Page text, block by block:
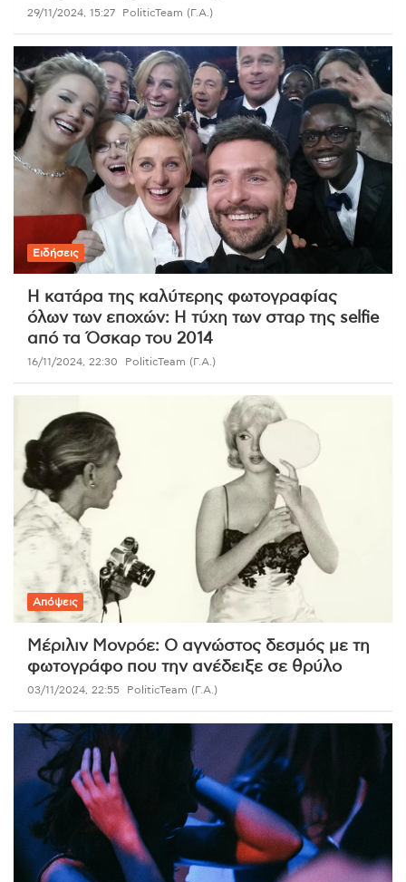
29/11/2024, 15:27 PoliticTeam (Γ.Α.)
Ειδήσεις
Η κατάρα της καλύτερης φωτογραφίας
όλων των εποχών: Η τύχη των σταρ της selfie
από τα Όσκαρ του 2014
16/11/2024, 22:30 PoliticTeam (Γ.Α.)
Απόψεις
Μέριλιν Μονρόε: Ο αγνώστος δεσμός με τη
φωτογράφο που την ανέδειξε σε θρύλο
03/11/2024, 22:55 PoliticTeam (Γ.Α.)